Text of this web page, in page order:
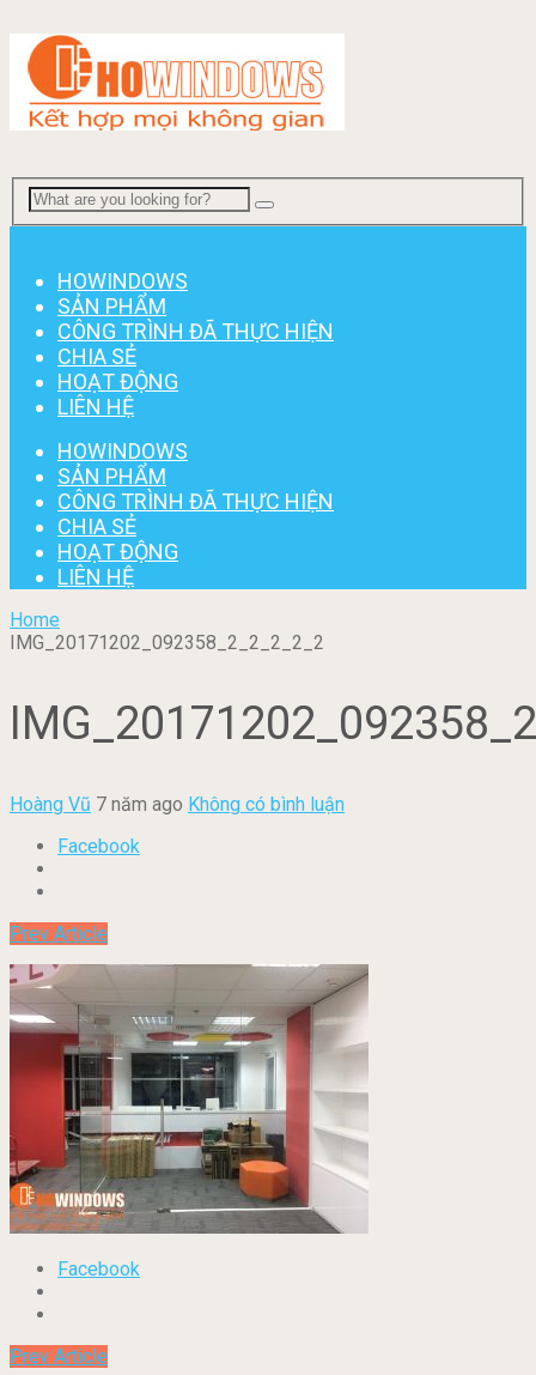
HOWINDOWS
SẢN PHẨM
CÔNG TRÌNH ĐÃ THỰC HIỆN
CHIA SẺ
HOẠT ĐỘNG
LIÊN HỆ
HOWINDOWS
SẢN PHẨM
CÔNG TRÌNH ĐÃ THỰC HIỆN
CHIA SẺ
HOẠT ĐỘNG
LIÊN HỆ
Home
IMG_20171202_092358_2_2_2_2_2
Hoàng Vũ 7 năm ago Không có bình luận
Facebook
Prev Article
Facebook
Prev Article